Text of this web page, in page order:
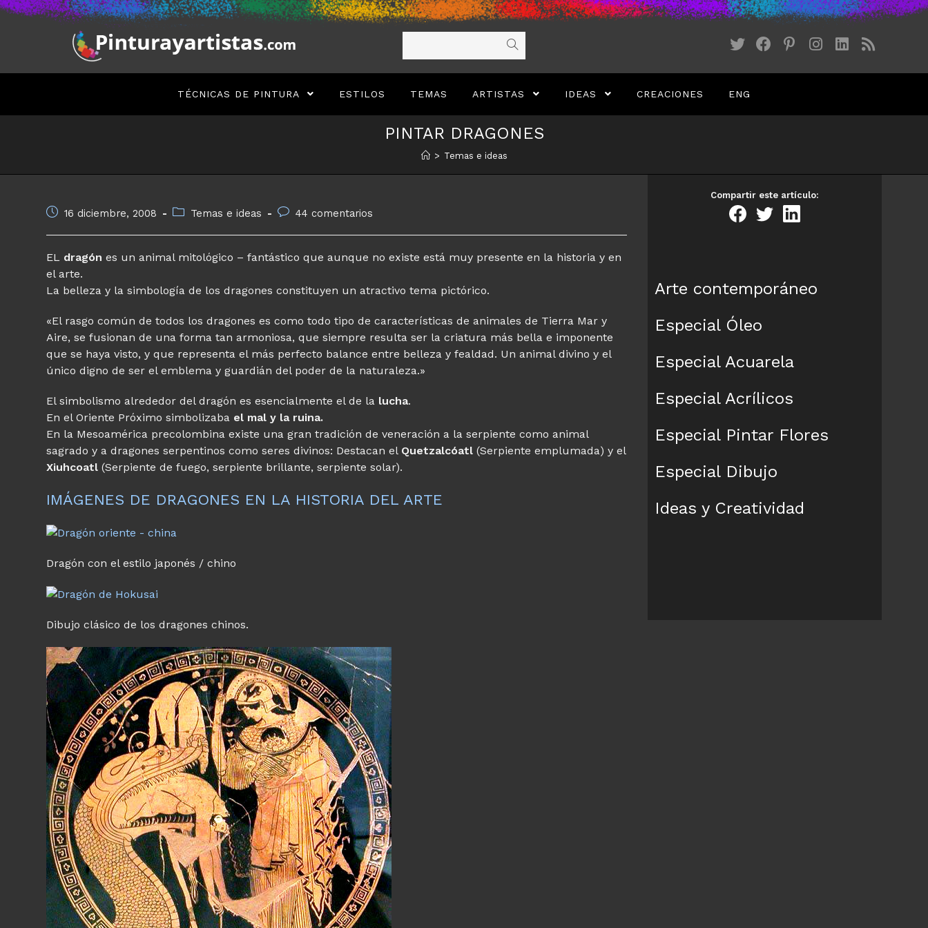
Saltar
TÉCNICAS DE PINTURA ESTILOS TEMAS ARTISTAS IDEAS CREACIONES ENG
PINTAR DRAGONES
> Temas e ideas
Publicación
entrada:
16 diciembre, 2008
Categoría
entrada:
Temas e ideas
Comentarios
entrada:
44 comentarios
EL dragónes un animal mitológico – fantástico que aunque no existe está muy presente en la historia y en
el arte.
La belleza y la simbología de los dragones constituyen un atractivo tema pictórico.
«El rasgo común de todos los dragones es como todo tipo de características de animales de Tierra Mar y
Aire, se fusionan de una forma tan armoniosa, que siempre resulta ser la criatura más bella e imponente
que se haya visto, y que representa el más perfecto balance entre belleza y fealdad. Un animal divino y el
único digno de ser el emblema y guardián del poder de la naturaleza.»
El simbolismo alrededor del dragón es esencialmente el de la lucha.
En el Oriente Próximo simbolizaba el mal y la ruina.
En la Mesoamérica precolombina existe una gran tradición de veneración a la serpiente como animal
sagrado y a dragones serpentinos como seres divinos: Destacan el Quetzalcóatl(Serpiente emplumada) y el
Xiuhcoatl(Serpiente de fuego, serpiente brillante, serpiente solar).
IMÁGENES DE DRAGONES EN LA HISTORIA DEL ARTE
Dragón con el estilo japonés / chino
Dibujo clásico de los dragones chinos.
Compartir este artículo:
Arte contemporáneo
Especial Óleo
Especial Acuarela
Especial Acrílicos
Especial Pintar Flores
Especial Dibujo
Ideas y Creatividad